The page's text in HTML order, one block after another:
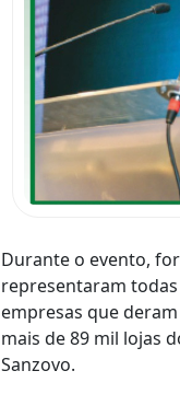
Durante o evento,
representaram
empresas que
mais de 89 mil lojas
Sanzovo.